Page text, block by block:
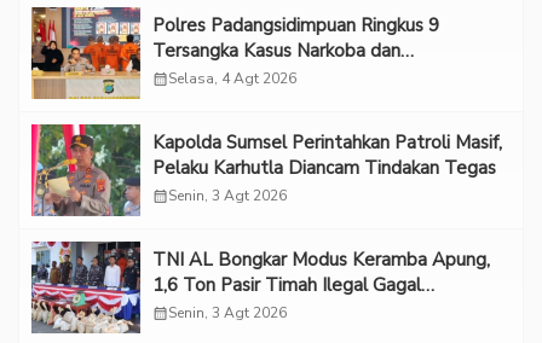
Polres Padangsidimpuan Ringkus 9
Tersangka Kasus Narkoba dan
Penganiayaan
calendar_monthSelasa, 4 Agt 2026
Kapolda Sumsel Perintahkan Patroli Masif,
Pelaku Karhutla Diancam Tindakan Tegas
calendar_monthSenin, 3 Agt 2026
TNI AL Bongkar Modus Keramba Apung,
1,6 Ton Pasir Timah Ilegal Gagal
Diselundupkan
calendar_monthSenin, 3 Agt 2026